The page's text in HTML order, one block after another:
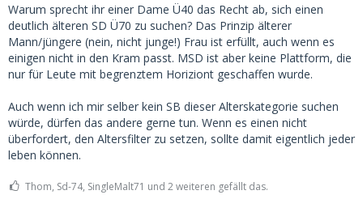
Warum sprecht ihr einer Dame Ü40 das Recht ab, sich einen
deutlich älteren SD Ü70 zu suchen? Das Prinzip älterer
Mann/jüngere (nein, nicht junge!) Frau ist erfüllt, auch wenn es
einigen nicht in den Kram passt. MSD ist aber keine Plattform, die
nur für Leute mit begrenztem Horiziont geschaffen wurde.
Auch wenn ich mir selber kein SB dieser Alterskategorie suchen
würde, dürfen das andere gerne tun. Wenn es einen nicht
überfordert, den Altersfilter zu setzen, sollte damit eigentlich jeder
leben können.
Thom, Sd-74, SingleMalt71 und 2 weiteren gefällt das.